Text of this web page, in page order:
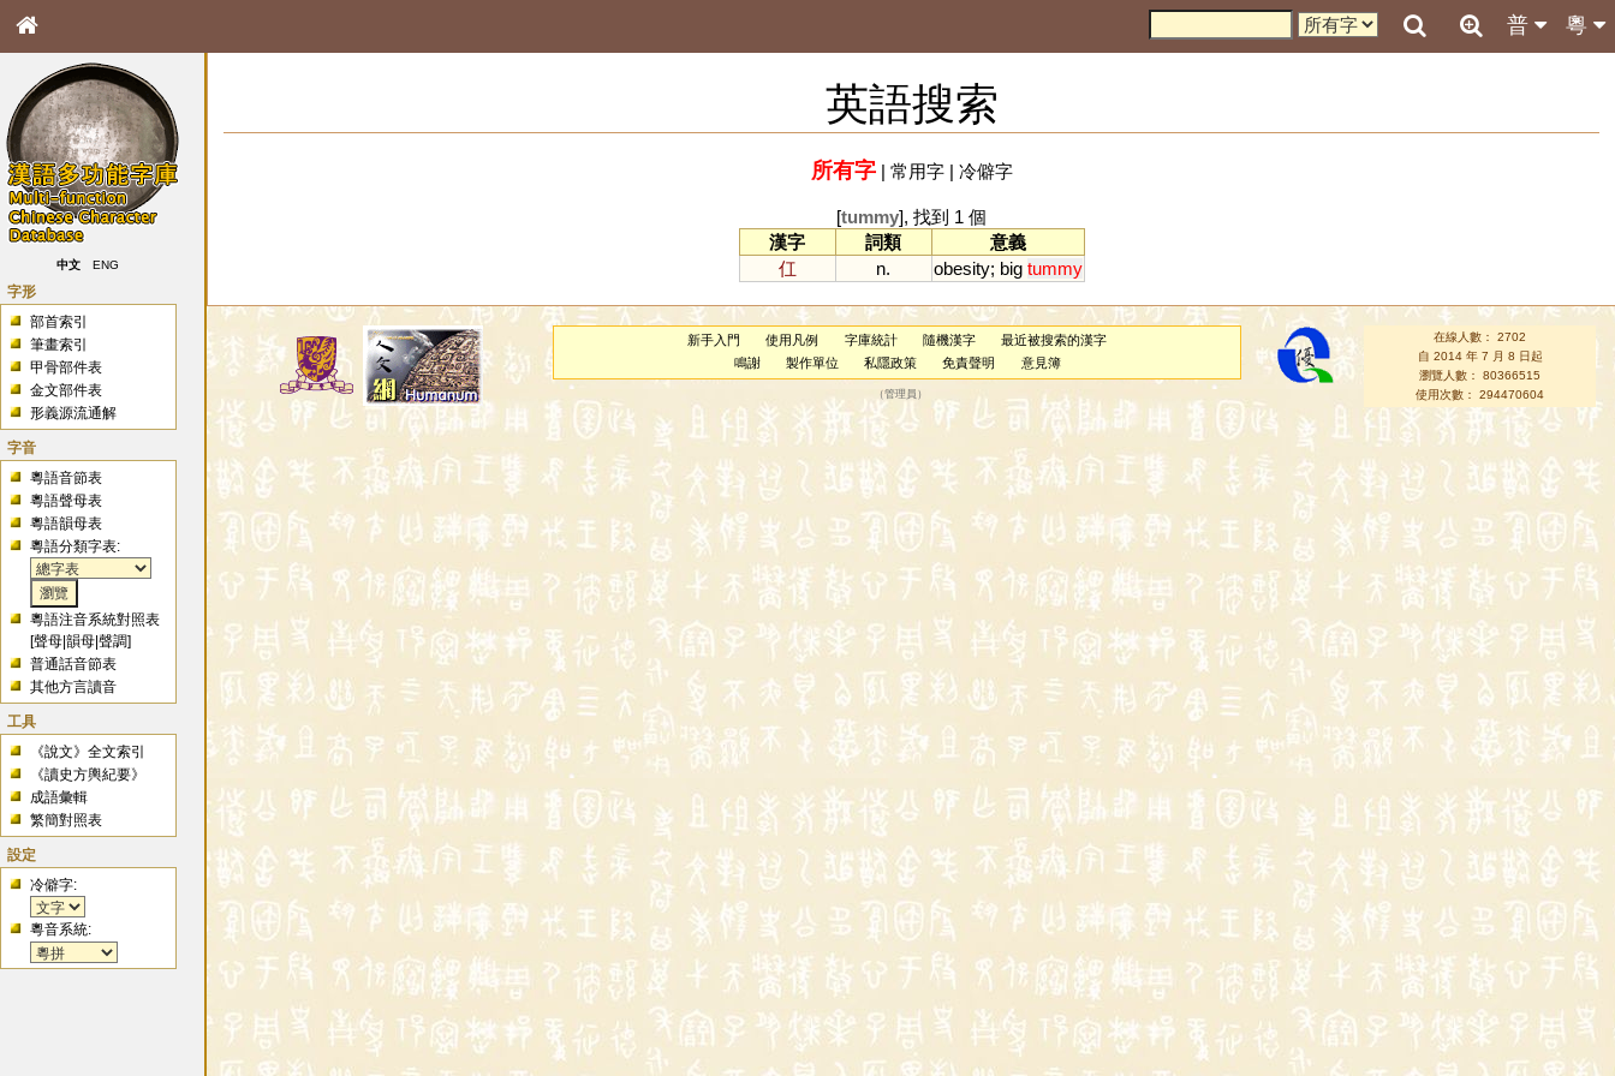
粵
普
中文 ENG
字形
部首索引
筆畫索引
甲骨部件表
金文部件表
形義源流通解
字音
粵語音節表
粵語聲母表
粵語韻母表
粵語分類字表:
粵語注音系統對照表
[聲母 |韻母 |聲調]
普通話音節表
其他方言讀音
工具
《說文》全文索引
《讀史方輿紀要》
成語彙輯
繁簡對照表
設定
冷僻字:
粵音系統:
英語搜索
所有字| 常用字| 冷僻字
[tummy], 找到 1 個
漢字
詞類
意義
仜
n. obesity; big tummy
新手入門 使用凡例 字庫統計 隨機漢字
最近被搜索的漢字
鳴謝
製作單位 私隱政策 免責聲明 意見簿
（管理員 ）
在線人數： 2702
自 2014 年 7 月 8 日起
瀏覽人數： 80366515
使用次數： 294470604